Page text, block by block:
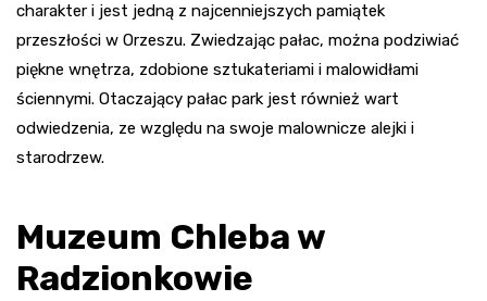
charakter i jest jedną z najcenniejszych pamiątek
przeszłości w Orzeszu. Zwiedzając pałac, można podziwiać
piękne wnętrza, zdobione sztukateriami i malowidłami
ściennymi. Otaczający pałac park jest również wart
odwiedzenia, ze względu na swoje malownicze alejki i
starodrzew.
Muzeum Chleba w
Radzionkowie